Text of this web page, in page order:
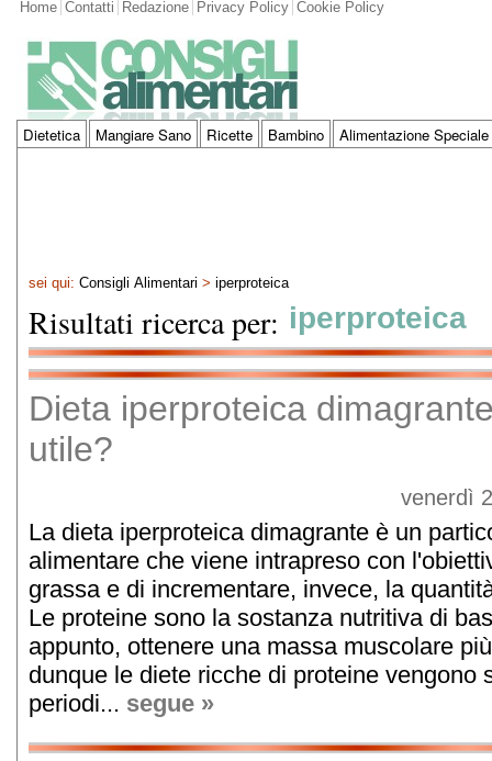
Home Contatti Redazione Privacy Policy Cookie Policy
Dietetica Mangiare Sano Ricette Bambino Alimentazione Speciale
sei qui: Consigli Alimentari > iperproteica
Risultati ricerca per: iperproteica
Dieta iperproteica
utile?
venerdì
La dieta iperproteica dimagrante è un
alimentare che viene intrapreso con
grassa e di incrementare, invece, la
Le proteine sono la sostanza nutritiva di
appunto, ottenere una massa muscolare
dunque le diete ricche di proteine vengono
periodi... segue »